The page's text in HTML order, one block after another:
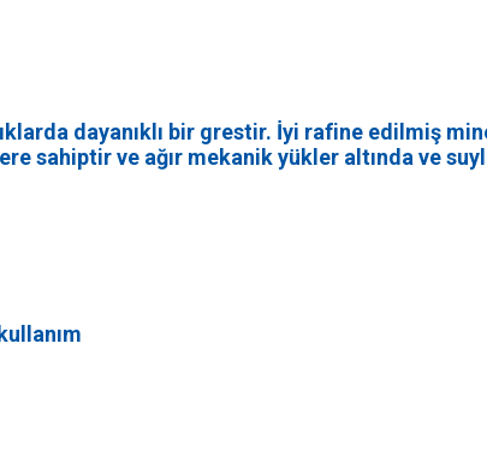
dayanıklı bir grestir. İyi rafine edilmiş
ve ağır mekanik yükler altında ve